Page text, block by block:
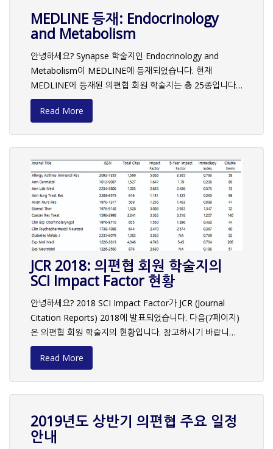
Kosin Medical Journal)이 평가를 받았으며, 6종 모두 평점
3.0점 이상을 획득하였습니다. 평가 결과, 평점 3.0 이상을
KoreaMed(koreamed.org)에 계속 등재됩니다. 심사를 통
과한 학술지 총평을 공개하오니 KoreaMed 등재 및 재평가
를 준비하고 있는 단체회원은 참고하시기 바랍니다. 1. 대한
구강보건학회지 대한예방치과·구강보건학회 공식학술지로
국·영문으로 연 4회 발간되며, 심사대상이 된 43권 2호
(2019년 3월호)에는 편집자의 글 1편, 원저 5편이 게재되어
있습니다. 표지는 치아를 형상화한 도안이 들어가 있고, 책등
에 페이지를 표시하여 책꽂이에 꽂았을 때 찾아보기 쉽게 하
였습니다. 투고규정은 국문판과 영문판이 있는데, 필요한 내
용이 비교적 잘 정리되어 있고, 최근에 이슈가 되고 있는 성
별과 젠더(gender)를 고려해야 한다는 내용이 언급되어 있
으며, 개정에 대한 이력관리가 잘 된 것은 우수한 점입니다.
의편협에서 권장하고 있는 책임저자에 대한 내용이 구체적
으로 언급된 점도 우수합니다. 그러나 투고규정의 내용이 많
다 보니 일부 항목에서 서로 일치하지 않는 부분이 발견된 것
은 아쉬운 점이며, 한 가지로 통일하는 것이 오류 가능성을
과 관련하여 영문의 경우 15단어 이내라고 안내되었으나, 자
수를 초과하는 경우가 있어서 규정에 맞추어 수정이 필요합
니다. 요약제목의 길이에 대한 규정을 추가하고, 게재논문을
이에 맞춰 편집하면 현재 일부 논문에서 요약제목이 너무 길
어서 편집이 깔끔해 보이지 않는 문제가 정리될 것으로 보입
니다. 저자됨에 대한 상세히 기술하고 있는 점은 좋은데,
완하는 것을 권장합니다. 증례보고의 초록에 대한 명확한 규
정이 없는 것도 아쉬운 점입니다. 일부 저자의 소속 기관 영
문 표기가 논문에 따라 다른 것은 수정되어야 할 점입니다.
MEDLINE 등재: Endocrinology
and Metabolism
안녕하세요? Synapse 학술지인 Endocrinology and
Metabolism이 MEDLINE에 등재되었습니다. 현재
MEDLINE에 등재된 의편협 회원 학술지는 총 25종입니다.
Annals of Laboratory Medicine Asian Nursing
Research Cancer Research and Treatment Clinical
and Health Experimental & Molecular Medicine Gut
and Liver Investigative and Clinical Urology Journal of
Educational Evaluation for Health Professions Journal
of Gynecologic Oncology Journal of Korean Academy
of Nursing Journal of Korean Medical Science Journal
of Preventive Medicine and Public Health Journal of
Veterinary Science Korean Journal of Anesthesiology
Korean Journal of Gastroenterology Korean Journal
of Internal Medicine Korean Journal of Medical
Journal of Ophthalmology Korean Journal of
Parasitology Korean Journal of Radiology Yonsei
Medical Journal
Read More
JCR 2018: 의편협 회원 학술지의
SCI Impact Factor 현황
안녕하세요? 2018 SCI Impact Factor가 JCR (Journal
Citation Reports) 2018에 발표되었습니다. 다음(7페이지)
은 의편협 회원 학술지의 현황입니다. 참고하시기 바랍니다.
1. 2018 SCI Impact Factor
Read More
2019년도 상반기 의편협 주요 일정
안내